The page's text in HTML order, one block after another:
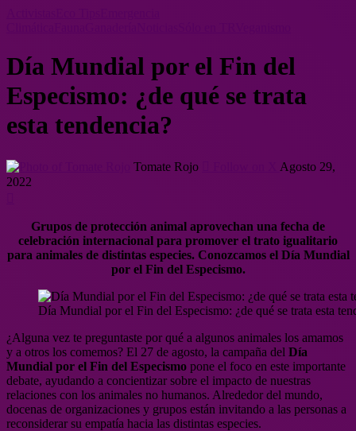
Día Mundial por el Fin del
Especismo: ¿de qué se trata
esta tendencia?
Tomate Rojo
Agosto 29,
2022
Grupos de protección animal aprovechan una fecha de
celebración internacional para promover el trato igualitario
para animales de distintas especies. Conozcamos el Día Mundial
por el Fin del Especismo.
Día Mundial por el Fin del Especismo: ¿de qué se trata esta
¿Alguna vez te preguntaste por qué a algunos animales los amamos
y a otros los comemos? El 27 de agosto, la campaña del Día
Mundial por el Fin del Especismo pone el foco en este importante
debate, ayudando a concientizar sobre el impacto de nuestras
relaciones con los animales no humanos. Alrededor del mundo,
docenas de organizaciones y grupos están invitando a las personas a
reconsiderar su empatía hacia las distintas especies.